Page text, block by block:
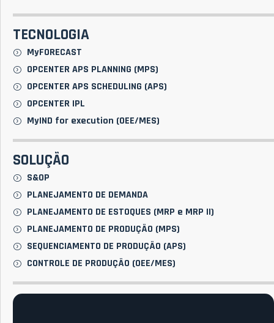
TECNOLOGIA
MyFORECAST
OPCENTER APS PLANNING (MPS)
OPCENTER APS SCHEDULING (APS)
OPCENTER IPL
MyIND for execution (OEE/MES)
SOLUÇÃO
S&OP
PLANEJAMENTO DE DEMANDA
PLANEJAMENTO DE ESTOQUES (MRP e MRP II)
PLANEJAMENTO DE PRODUÇÃO (MPS)
SEQUENCIAMENTO DE PRODUÇÃO (APS)
CONTROLE DE PRODUÇÃO (OEE/MES)